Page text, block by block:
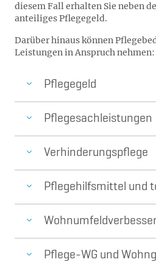
diesem Fall erhalten Sie neben
anteiliges Pflegegeld.
Darüber hinaus können
Leistungen in Anspruch nehmen:
Pflegegeld
Pflegesachleistungen
Verhinderungspflege
Pflegehilfsmittel und
Pflege-WG und